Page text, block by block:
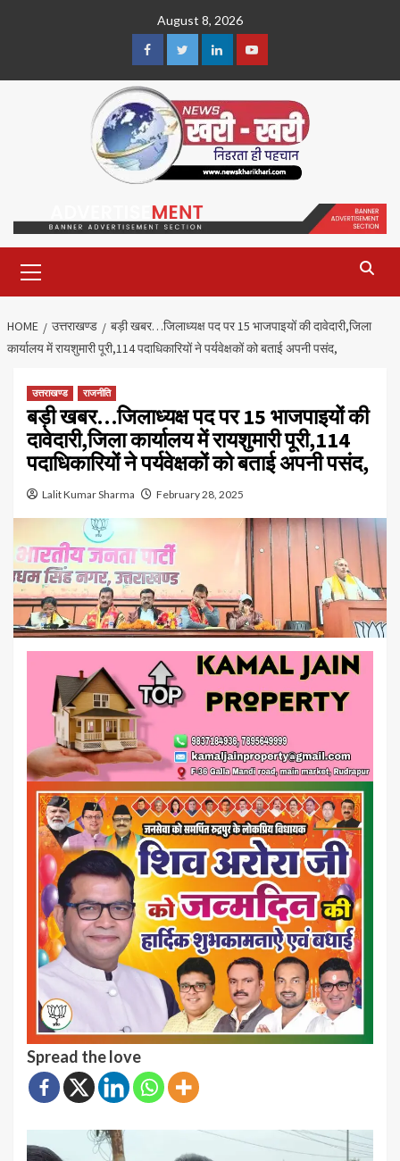
August 8, 2026
FacebookTwitterLinkedinYoutube
Menu
HOME उत्तराखण्ड
बड़ी खबर…जिलाध्यक्ष पद पर 15 भाजपाइयों की दावेदारी,जिला
कार्यालय में रायशुमारी पूरी,114 पदाधिकारियों ने पर्यवेक्षकों को बताई अपनी पसंद,
उत्तराखण्ड राजनीति
बड़ी खबर…जिलाध्यक्ष पद पर 15 भाजपाइयों की
दावेदारी,जिला कार्यालय में रायशुमारी पूरी,114
पदाधिकारियों ने पर्यवेक्षकों को बताई अपनी पसंद,
Lalit Kumar Sharma February 28, 2025
Spread the love